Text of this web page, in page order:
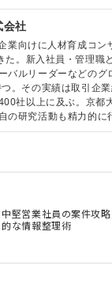
会社
業向けに人材育成コン
た。新入社員・管理職
バルリーダーなどのグ
。その実績は取引企業
社以上に及ぶ。京都
の研究活動も精力的に
中堅営業社員の案件攻
的な情報整理術